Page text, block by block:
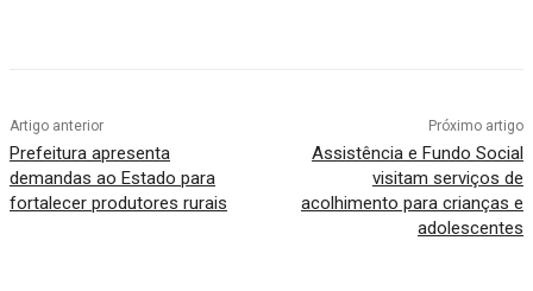
Artigo anterior
Prefeitura apresenta
demandas ao Estado para
fortalecer produtores rurais
Próximo artigo
Assistência e Fundo Social
visitam serviços de
acolhimento para crianças e
adolescentes